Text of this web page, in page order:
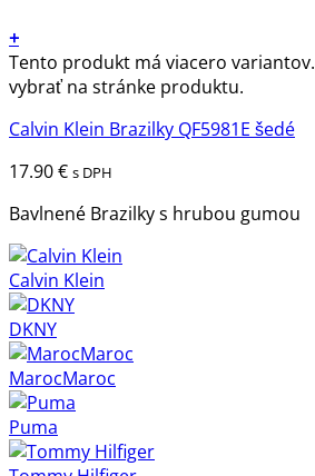
+
Tento produkt má viacero
vybrať na stránke produktu.
Calvin Klein Brazilky QF5981E šedé
17.90€ s DPH
Bavlnené Brazilky s hrubou gumou
Calvin Klein
DKNY
MarocMaroc
Puma